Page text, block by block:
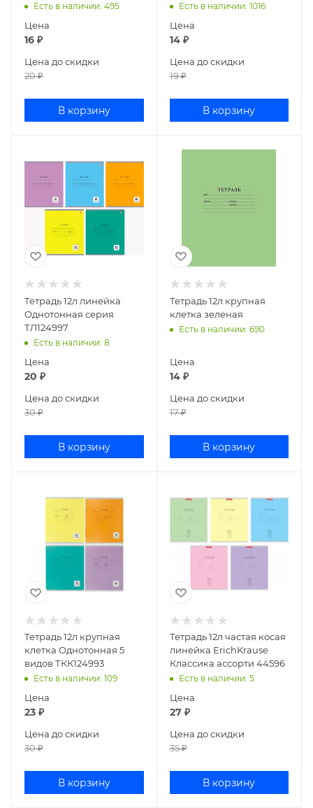
Есть в наличии: 495
Цена
16 ₽
Цена до скидки
20₽
В корзину
Есть в наличии: 1016
Цена
14₽
Цена до скидки
19₽
В корзину
Тетрадь 12л линейка
Однотонная серия
ТЛ124997
Есть в наличии: 8
Цена
20 ₽
Цена до скидки
30₽
В корзину
Тетрадь 12л крупная
клетка зеленая
Есть в наличии: 690
Цена
14₽
Цена до скидки
17₽
В корзину
Тетрадь 12л крупная
клетка Однотонная 5
видов ТКК124993
Есть в наличии: 109
Цена
23 ₽
Цена до скидки
30₽
В корзину
Тетрадь 12л частая косая
линейка ErichKrause
Классика ассорти 44596
Есть в наличии: 5
Цена
27₽
Цена до скидки
35₽
В корзину